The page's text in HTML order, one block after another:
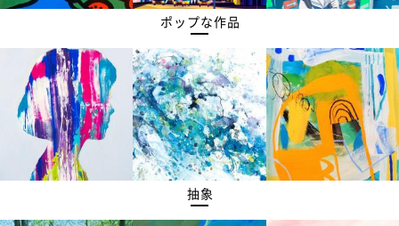
ポップな作品
抽象